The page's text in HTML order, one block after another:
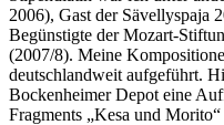
2006), Gast der Sävellyspaja
Begünstigte der Mozart-
(2007/8). Meine
deutschlandweit aufgeführt.
Bockenheimer Depot eine
Fragments „Kesa und